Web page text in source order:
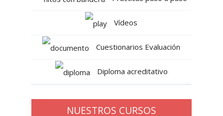
Vídeos
Cuestionarios Evaluación
Diploma acreditativo
NUESTROS CURSOS